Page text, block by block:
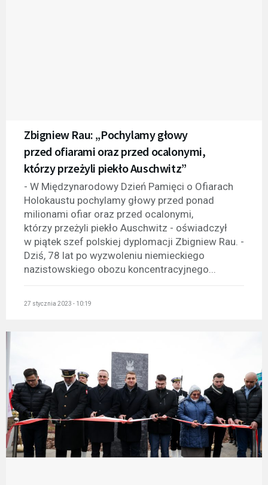
Zbigniew Rau: „Pochylamy głowy
przed ofiarami oraz przed ocalonymi,
którzy przeżyli piekło Auschwitz”
- W Międzynarodowy Dzień Pamięci o Ofiarach
Holokaustu pochylamy głowy przed ponad
milionami ofiar oraz przed ocalonymi,
którzy przeżyli piekło Auschwitz - oświadczył
w piątek szef polskiej dyplomacji Zbigniew Rau. -
Dziś, 78 lat po wyzwoleniu niemieckiego
nazistowskiego obozu koncentracyjnego...
27 stycznia 2023 - 10:19